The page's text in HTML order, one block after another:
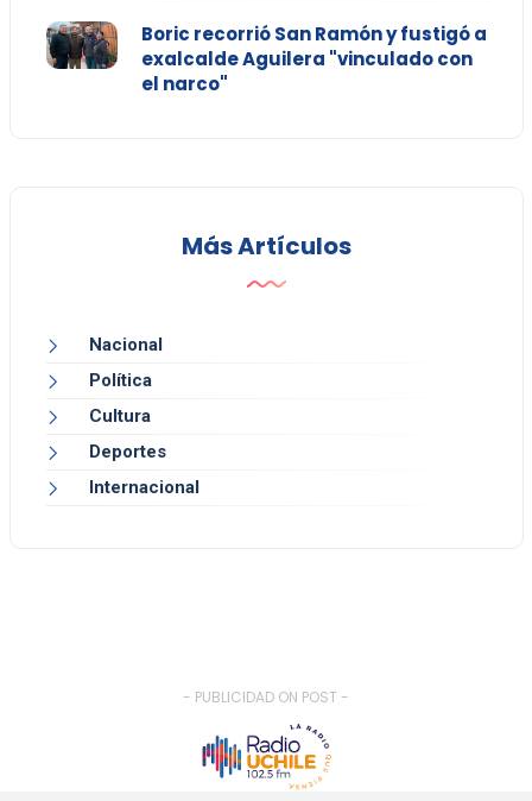
Boric recorrió San Ramón y fustigó a
exalcalde Aguilera "vinculado con
el narco"
Más Artículos
Nacional
Política
Cultura
Deportes
Internacional
- PUBLICIDAD ON POST -